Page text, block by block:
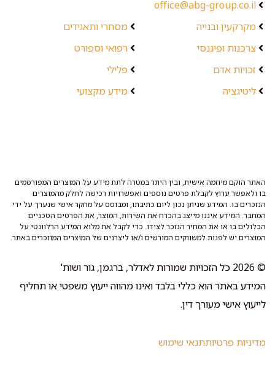
office@abg-group.co.il
מקרקעין ובנייה
צרכנות ופיננסי
זכויות אדם
ליטיגציה
מסחרי ותאגידים
רפואי וספורט
פלילי
מידע מקצועי
האתר הוקם מיוזמה אישית, ובין היתר במטרה לתת מידע על המוצרים המפורסמים
בו ולאפשר ערוץ לקבלת פרטים נוספים ואפשרויות רכישה לחלק מהמוצרים
הנזכרים בו. המידע שניתן נכון ליום כתיבתו, ומבוסס על מחקר אישי שנערך על ידי
המחבר. המידע איננו מייצג בהכרח את השירות, המוצר, את הפרטים הטכניים
הכלולים בו או את המחיר הנזכר לצידו. כדי לקבל את מלוא המידע הרלוונטי על
המוצרים יש לפנות למשווקים המורשים ו/או ליצרנים של המוצרים המוזכרים באתר.
© 2026 כל הזכויות שמורות לאדלר, ברגמן, גור ושות'
המידע באתר הוא כללי בלבד ואינו מהווה ייעוץ משפטי או תחליף
לייעוץ אישי מעורך דין.
מדיניות פרטיותתנאי שימוש